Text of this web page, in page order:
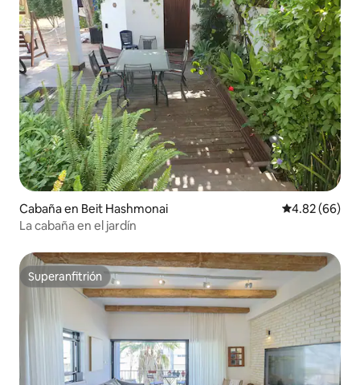
Cabaña en Beit Hashmonai Calificación
4.82 (66)
La cabaña en el jardín
Superanfitrión
Superanfitrión